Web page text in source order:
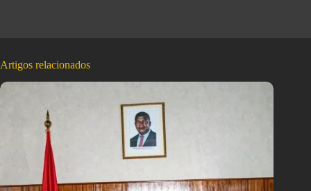
Artigos relacionados